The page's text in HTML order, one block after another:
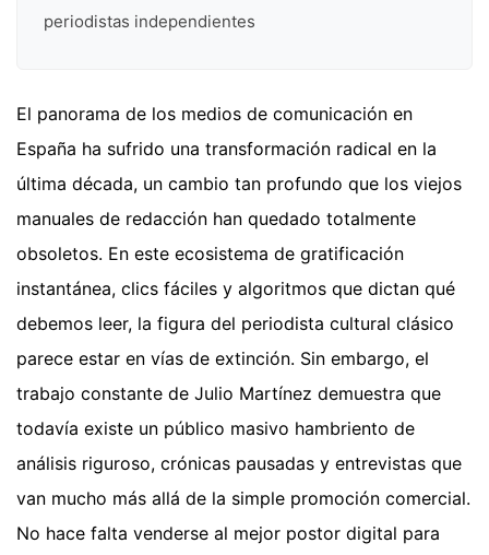
periodistas independientes
El panorama de los medios de comunicación en
España ha sufrido una transformación radical en la
última década, un cambio tan profundo que los viejos
manuales de redacción han quedado totalmente
obsoletos. En este ecosistema de gratificación
instantánea, clics fáciles y algoritmos que dictan qué
debemos leer, la figura del periodista cultural clásico
parece estar en vías de extinción. Sin embargo, el
trabajo constante de Julio Martínez demuestra que
todavía existe un público masivo hambriento de
análisis riguroso, crónicas pausadas y entrevistas que
van mucho más allá de la simple promoción comercial.
No hace falta venderse al mejor postor digital para